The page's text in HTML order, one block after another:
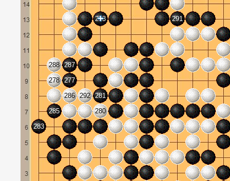
277
278
280
281
283
285
286
287
288
291
292
293